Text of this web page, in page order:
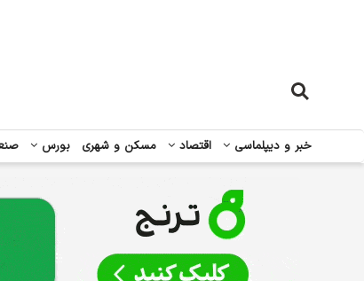
خبر و دیپلماسی اقتصاد مسکن و شهری بورس